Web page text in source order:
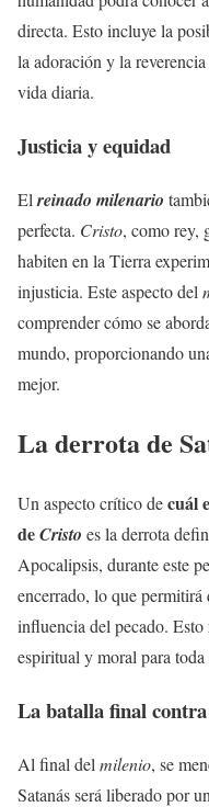
directa. Esto incluye la
la adoración y la
vida diaria.
Justicia y equidad
El reinado milenario
perfecta. Cristo, como rey,
habiten en la Tierra
injusticia. Este aspecto del
comprender cómo se
mundo, proporcionando
mejor.
La derrota de
Un aspecto crítico decuál
deCristo es la derrota
Apocalipsis, durante este
encerrado, lo que
influencia del pecado.
espiritual y moral para
La batalla final
Al final del milenio, se
Satanás será liberado por